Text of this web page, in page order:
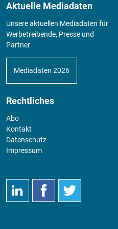
Aktuelle Mediadaten
Unsere aktuellen Mediadaten für
Werbetreibende, Presse und
Partner
Mediadaten 2026
Rechtliches
Abo
Kontakt
Datenschutz
Impressum